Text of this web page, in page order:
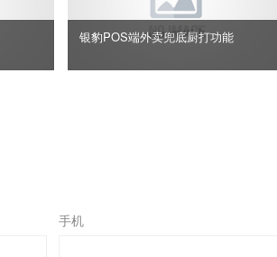
银豹POS端外卖兜底厨打功能
手机